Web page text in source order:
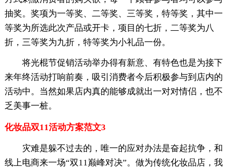
抽奖。奖项为一等奖、二等奖、三等奖，特等奖，其中一
等奖为所选此次产品或开卡，项目的七折，二等奖为八
折，三等奖为九折，特等奖为小礼品一份。
将光棍节促销活动举办得有新意、有特色也是为接下
来年终活动打响前奏，吸引消费者今后积极参与到店内的
活动中。当然如果店内真的能够成就出一对对情侣，也不
乏美事一桩。
化妆品双11活动方案范文3
灾难是躲不过去的，唯一的应对办法是奋起抗争，和
线上电商来一场“双11巅峰对决”。做为传统化妆品店，我